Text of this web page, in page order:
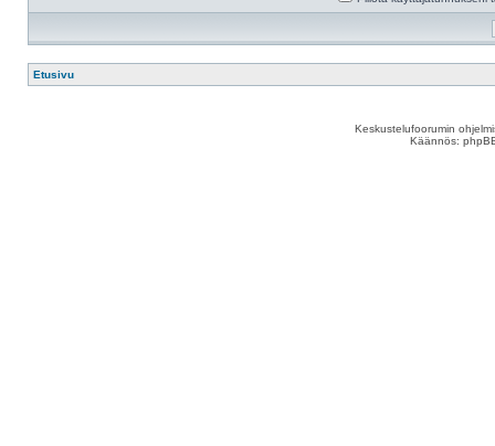
Etusivu
Keskustelufoorumin
Käännös: